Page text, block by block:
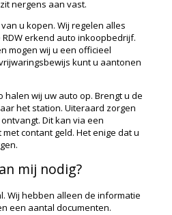
nergens aan vast.
u kopen. Wij regelen alles
RDWerkend auto inkoopbedrijf.
mogen wij u een officieel
kunt u aantonen
wij uw auto op. Brengt u de
het station. Uiteraard zorgen
Dit kan via een
contant geld. Het enige dat u
mij nodig?
Wij hebben alleen de informatie
een aantal documenten.